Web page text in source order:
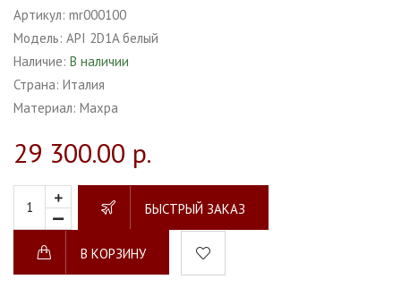
Артикул: mr000100
Модель: API 2D1A белый
Наличие: В наличии
Страна: Италия
Материал: Махра
29 300.00 р.
БЫСТРЫЙ ЗАКАЗ
В КОРЗИНУ